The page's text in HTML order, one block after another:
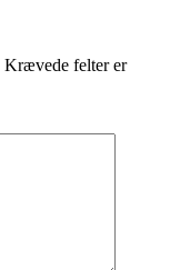
Krævede felter er